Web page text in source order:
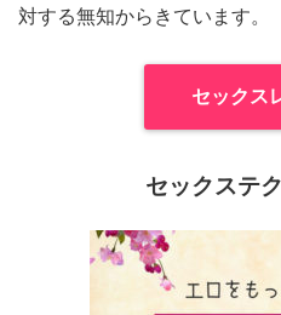
対する無知からきています。
セックス
セックステ